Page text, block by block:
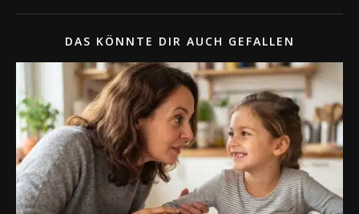
DAS KÖNNTE DIR AUCH GEFALLEN